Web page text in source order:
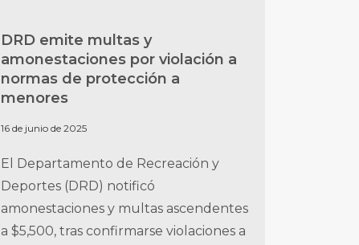
DRD emite multas y
amonestaciones por violación a
normas de protección a
menores
16 de junio de 2025
El Departamento de Recreación y
Deportes (DRD) notificó
amonestaciones y multas ascendentes
a $5,500, tras confirmarse violaciones a